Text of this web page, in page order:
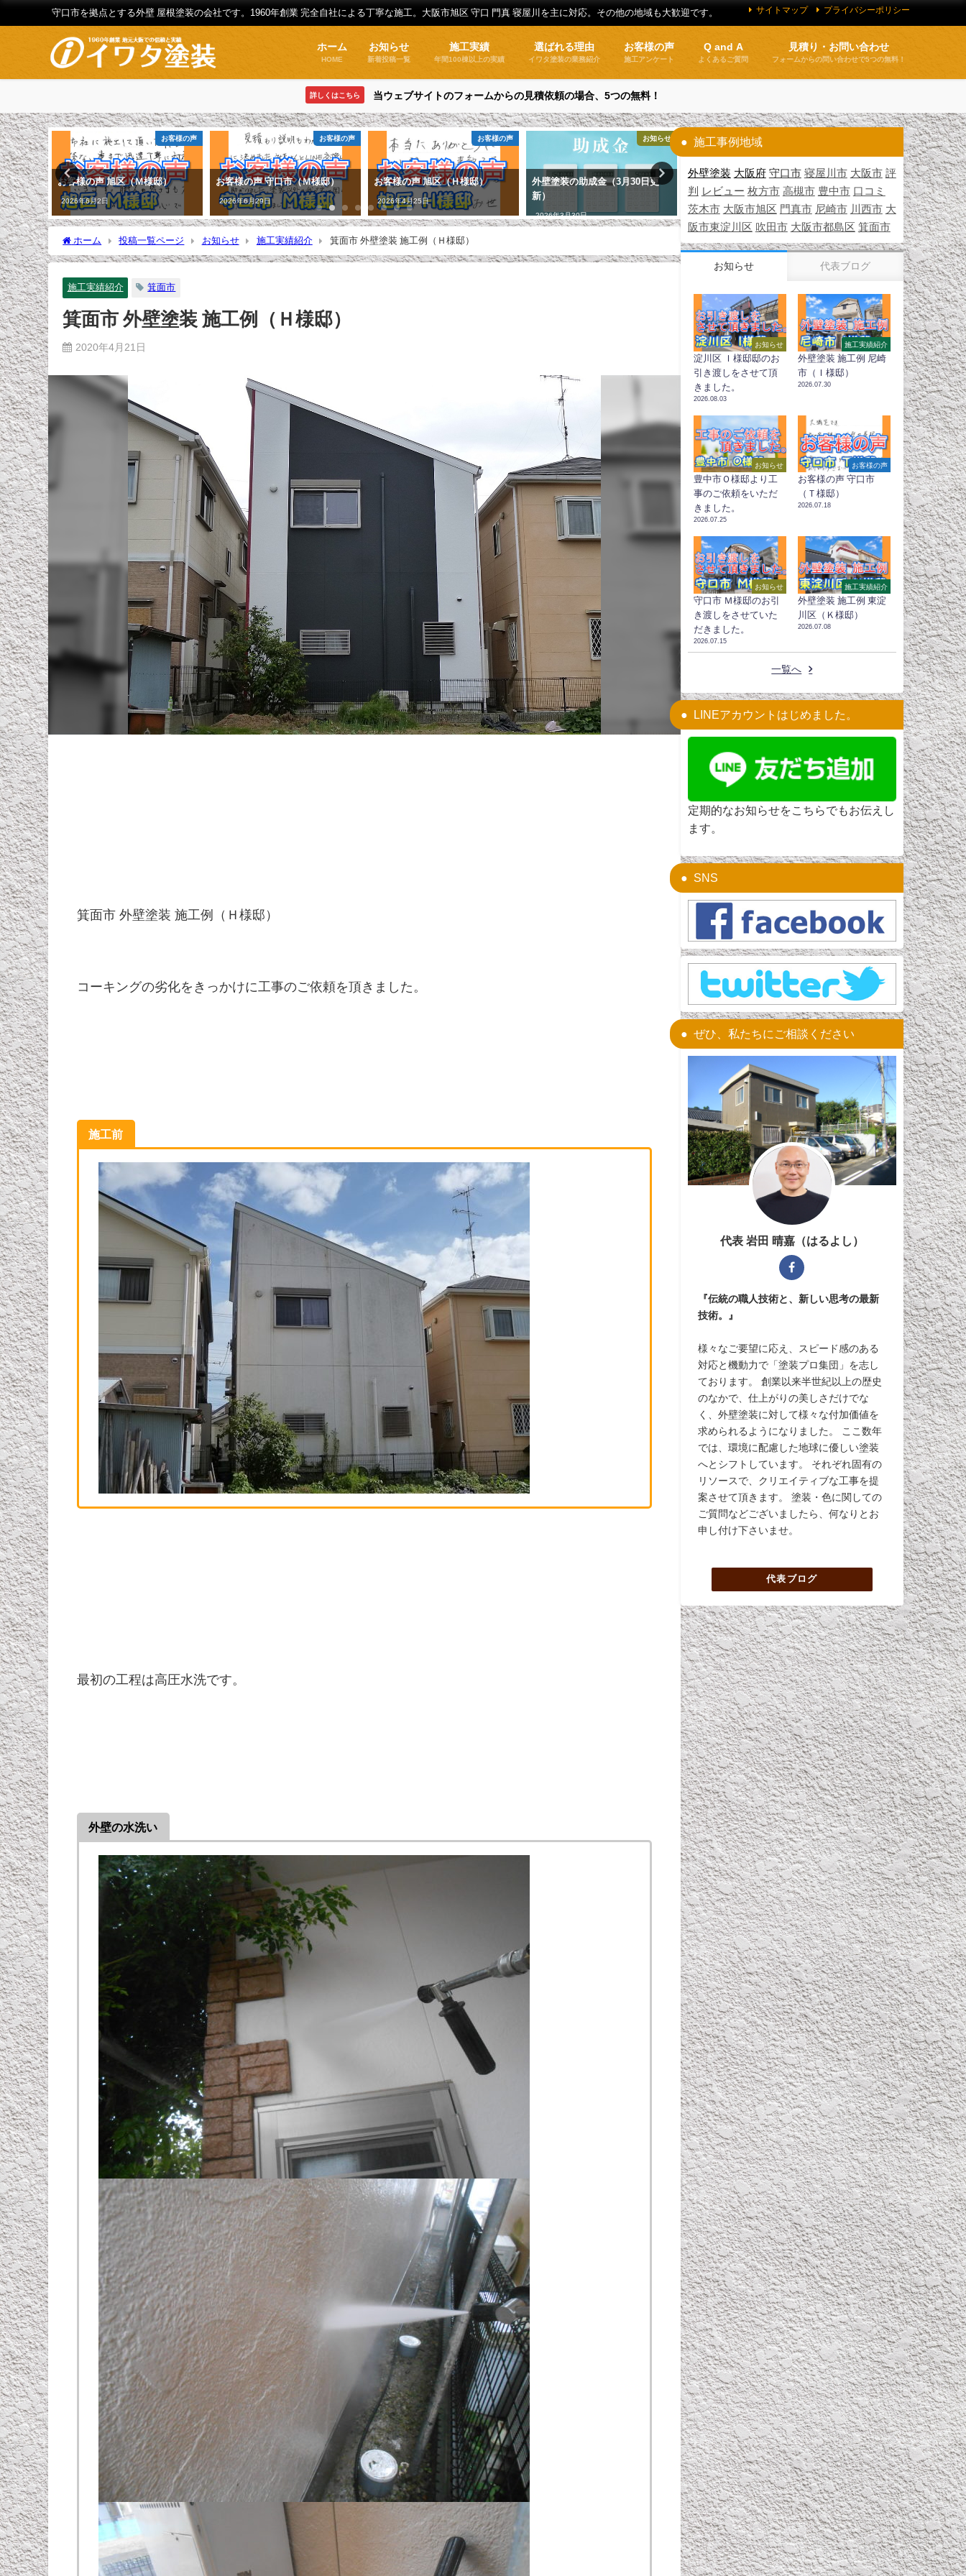
守口市を拠点とする外壁 屋根塗装の会社です。1960年創業 完全自社による丁寧な施工。大阪市旭区 守口 門真 寝屋川を主に対応。その他の地域も大歓迎です。 サイトマップ プライバシーポリシー
ホーム
HOME
お知らせ
新着投稿一覧
施工実績
年間100棟以上の実績
選ばれる理由
イワタ塗装の業務紹介
お客様の声
施工アンケート
Q and A
よくあるご質問
見積り・お問い合わせ
フォームからの問い合わせで5つの無料！
詳しくはこちら 当ウェブサイトのフォームからの見積依頼の場合、5つの無料！
お客様の声
邸）
お客様の声
お客様の声 旭区（Ｍ様邸）
2026年6月2日
お客様の声
お客様の声 守口市（Ｍ様邸）
2026年6月29日
お客様の声
お客様の声 旭区（Ｈ様邸）
2026年4月25日
お知らせ
外壁塗装の助成金（3月30日更
新）
2026年3月30日
外壁塗装 施工例 摂津市（Ｎ様
邸）
2026年4月21日
施工
外壁塗装 施工例 東淀川区
邸）
2026年7月8日
ホーム 投稿一覧ページ お知らせ 施工実績紹介 箕面市 外壁塗装 施工例（Ｈ様邸）
施工実績紹介 箕面市
箕面市 外壁塗装 施工例（Ｈ様邸）
2020年4月21日
箕面市 外壁塗装 施工例（Ｈ様邸）
コーキングの劣化をきっかけに工事のご依頼を頂きました。
施工前
最初の工程は高圧水洗です。
外壁の水洗い
施工事例地域
外壁塗装 大阪府 守口市 寝屋川市 大阪市 評
判
レビュー 枚方市 高槻市 豊中市 口コミ
茨木市 大阪市旭区 門真市 尼崎市 川西市 大
阪市東淀川区 吹田市 大阪市都島区 箕面市
お知らせ 代表ブログ
お知らせ
淀川区 Ｉ様邸邸のお
引き渡しをさせて頂
きました。
2026.08.03
施工実績紹介
外壁塗装 施工例 尼崎
市（Ｉ様邸）
2026.07.30
お知らせ
豊中市Ｏ様邸より工
事のご依頼をいただ
きました。
2026.07.25
お客様の声
お客様の声 守口市
（Ｔ様邸）
2026.07.18
お知らせ
守口市 Ｍ様邸のお引
き渡しをさせていた
だきました。
2026.07.15
施工実績紹介
外壁塗装 施工例 東淀
川区（Ｋ様邸）
2026.07.08
一覧へ
LINEアカウントはじめました。
定期的なお知らせをこちらでもお伝えし
ます。
SNS
ぜひ、私たちにご相談ください
代表 岩田 晴嘉（はるよし）
『伝統の職人技術と、新しい思考の最新
技術。』
様々なご要望に応え、スピード感のある
対応と機動力で「塗装プロ集団」を志し
ております。 創業以来半世紀以上の歴史
のなかで、仕上がりの美しさだけでな
く、外壁塗装に対して様々な付加価値を
求められるようになりました。 ここ数年
では、環境に配慮した地球に優しい塗装
へとシフトしています。 それぞれ固有の
リソースで、クリエイティブな工事を提
案させて頂きます。 塗装・色に関しての
ご質問などございましたら、何なりとお
申し付け下さいませ。
代表ブログ